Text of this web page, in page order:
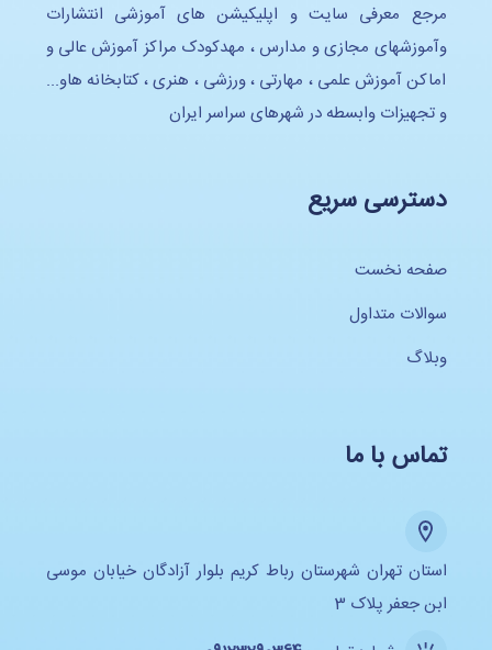
مرجع معرفی سایت و اپلیکیشن های آموزشی انتشارات
وآموزشهای مجازی و مدارس ، مهدکودک مراکز آموزش عالی و
اماکن آموزش علمی ، مهارتی ، ورزشی ، هنری ، کتابخانه هاو...
و تجهیزات وابسطه در شهرهای سراسر ایران
دسترسی سریع
صفحه نخست
سوالات متداول
وبلاگ
تماس با ما
استان تهران شهرستان رباط کریم بلوار آزادگان خیابان موسی
ابن جعفر پلاک 3